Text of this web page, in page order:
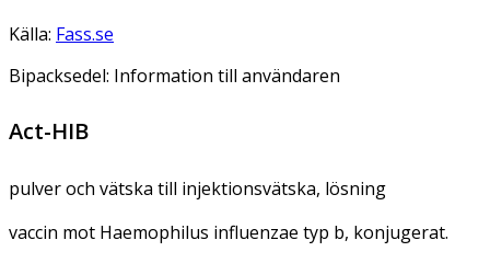
Källa: Fass.se
Bipacksedel: Information till användaren
Act-HIB
pulver och vätska till injektionsvätska, lösning
vaccin mot Haemophilus influenzae typ b, konjugerat.